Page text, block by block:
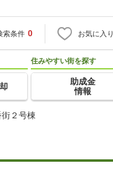
索条件 0 お気に入り
住みやすい街を探す
助成金
情報
２号棟